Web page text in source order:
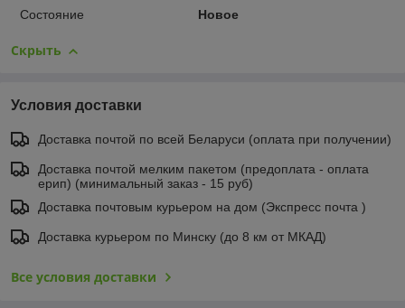
Состояние
Новое
Скрыть
Условия доставки
Доставка почтой по всей Беларуси (оплата при получении)
Доставка почтой мелким пакетом (предоплата - оплата
ерип) (минимальный заказ - 15 руб)
Доставка почтовым курьером на дом (Экспресс почта )
Доставка курьером по Минску (до 8 км от МКАД)
Все условия доставки